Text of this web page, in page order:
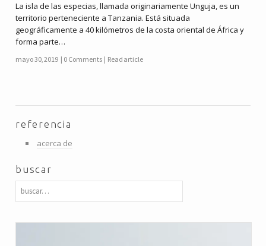
La isla de las especias, llamada originariamente Unguja, es un
territorio perteneciente a Tanzania. Está situada
geográficamente a 40 kilómetros de la costa oriental de África y
forma parte…
mayo 30, 2019 0 Comments Read article
referencia
acerca de
buscar